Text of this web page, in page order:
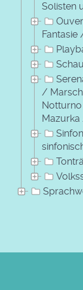
Solisten
/